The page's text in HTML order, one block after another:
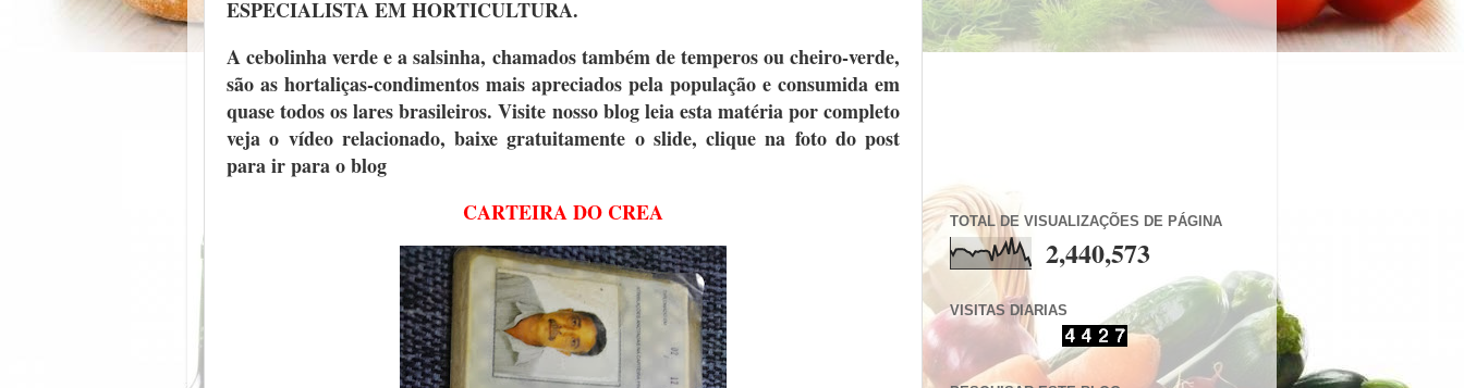
ESPECIALISTA EM HORTICULTURA.
A cebolinha verde e a salsinha, chamados também de temperos ou cheiro-verde,
são as hortaliças-condimentos mais apreciados pela população e consumida em
quase todos os lares brasileiros. Visite nosso blog leia esta matéria por completo
veja o vídeo relacionado, baixe gratuitamente o slide, clique na foto do post
para ir para o blog
CARTEIRA DO CREA
TOTAL DE VISUALIZAÇÕES DE PÁGINA
2,440,573
VISITAS DIARIAS